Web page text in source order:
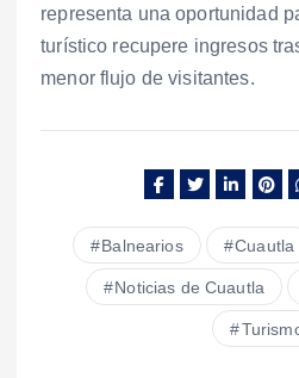
representa una oportunidad
turístico recupere ingresos
menor flujo de visitantes.
Balnearios Cuautla
Noticias de Cuautla